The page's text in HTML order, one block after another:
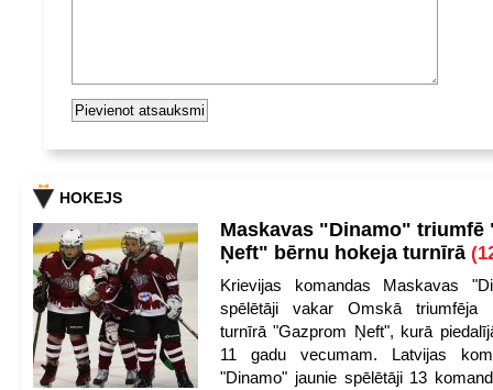
HOKEJS
Maskavas "Dinamo" triumfē
Ņeft" bērnu hokeja turnīrā
Krievijas komandas Maskavas
spēlētāji vakar Omskā triumfēja
turnīrā "Gazprom Ņeft", kurā
11 gadu vecumam. Latvijas
"Dinamo" jaunie spēlētāji 13